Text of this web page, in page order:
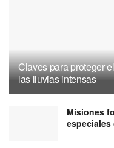
Claves para proteger
las lluvias intensas
Misiones